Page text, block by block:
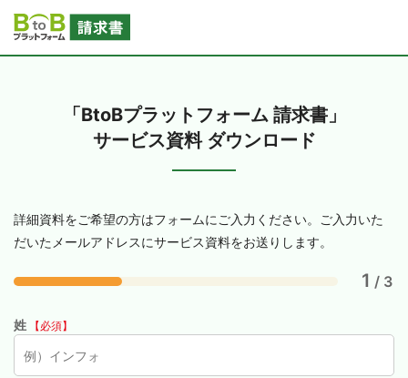
「BtoBプラットフォーム 請求書」
サービス資料 ダウンロード
詳細資料をご希望の方はフォームにご入力ください。ご入力いた
だいたメールアドレスにサービス資料をお送りします。
1 / 3
姓 【必須】